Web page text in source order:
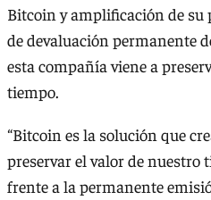
Bitcoin y amplificación de
de devaluación permanente
esta compañía viene a
tiempo.
“Bitcoin es la solución que
preservar el valor de nuestro
frente a la permanente